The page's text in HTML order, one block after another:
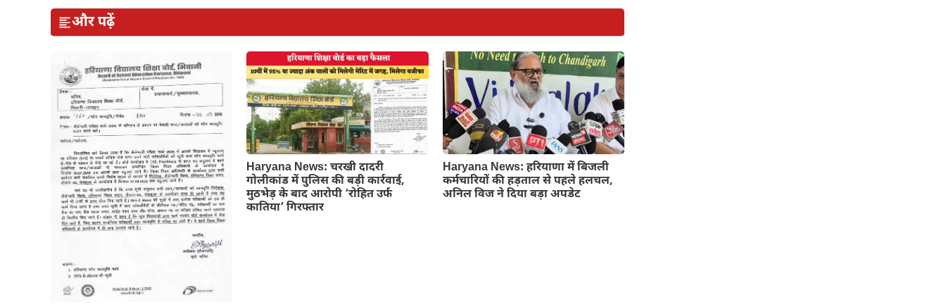
और पढ़ें
Haryana News: चरखी दादरी
गोलीकांड में पुलिस की बड़ी कार्रवाई,
मुठभेड़ के बाद आरोपी ‘रोहित उर्फ
कातिया’ गिरफ्तार
Haryana News: हरियाणा में बिजली
कर्मचारियों की हड़ताल से पहले हलचल,
अनिल विज ने दिया बड़ा अपडेट